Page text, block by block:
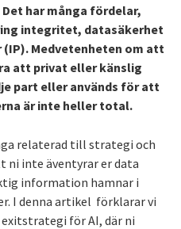
har många fördelar,
integritet, datasäkerhet
Medvetenheten om att
att privat eller känslig
part eller används för att
är inte heller total.
relaterad till strategi och
ni inte äventyrar er data
information hamnar i
I denna artikel förklarar vi
för AI, där ni